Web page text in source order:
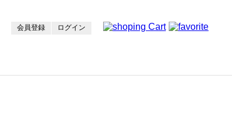
会員登録 ログイン